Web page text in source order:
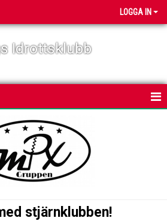
LOGGA IN
Idrottsklubb
stjärnklubben!